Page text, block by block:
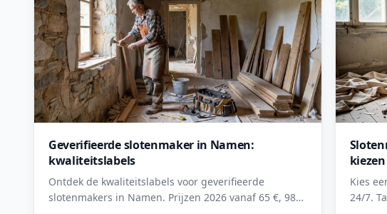
Geverifieerde slotenmaker in Namen:
kwaliteitslabels
Ontdek de kwaliteitslabels voor geverifieerde
slotenmakers in Namen. Prijzen 2026 vanaf 65 €, 98
kiezen
Kies
24/7.